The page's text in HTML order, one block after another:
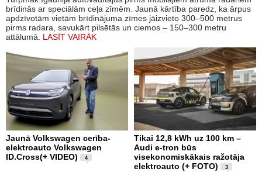
brīdinās ar speciālām ceļa zīmēm. Jaunā kārtība paredz, ka ārpus
apdzīvotām vietām brīdinājuma zīmes jāizvieto 300–500 metrus
pirms radara, savukārt pilsētās un ciemos – 150–300 metru
attālumā. LASĪT VAIRĀK
Jaunā Volkswagen cerība-
elektroauto Volkswagen
ID.Cross(+ VIDEO)
4
Tikai 12,8 kWh uz 100 km –
Audi e-tron būs
visekonomiskākais ražotāja
elektroauto (+ FOTO)
3